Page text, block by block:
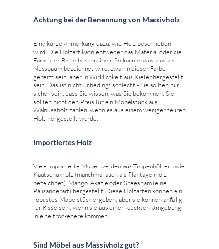
Achtung bei der Benennung von Massivholz
Eine kurze Anmerkung dazu, wie Holz beschrieben
wird: Die Holzart kann entweder das Material oder die
Farbe der Beize beschreiben. So kann etwas, das als
Nussbaum bezeichnet wird, zwar in dieser Farbe
gebeizt sein, aber in Wirklichkeit aus Kiefer hergestellt
sein. Das ist nicht unbedingt schlecht - Sie sollten nur
sicher sein, dass Sie wissen, was Sie bekommen. Sie
sollten nicht den Preis für ein Möbelstück aus
Walnussholz zahlen, wenn es aus einem weniger teuren
Holz hergestellt wurde.
Importiertes Holz
Viele importierte Möbel werden aus Tropenhölzern wie
Kautschukholz (manchmal auch als Plantagenholz
bezeichnet), Mango, Akazie oder Sheesham (eine
Palisanderart) hergestellt. Diese Holzarten können ein
robustes Möbelstück ergeben, aber sie können anfällig
für Risse sein, wenn sie aus einer feuchten Umgebung
in eine trockenere kommen.
Sind Möbel aus Massivholz gut?